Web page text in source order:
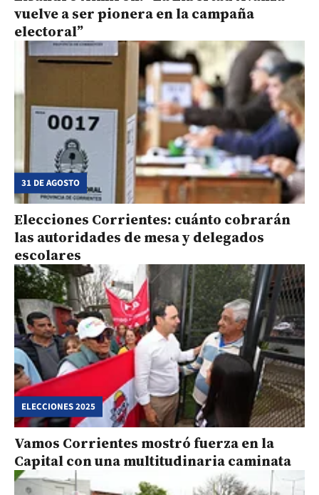
vuelve a ser pionera en la campaña
electoral”
31 DE AGOSTO
Elecciones Corrientes: cuánto cobrarán
las autoridades de mesa y delegados
escolares
ELECCIONES 2025
Vamos Corrientes mostró fuerza en la
Capital con una multitudinaria caminata